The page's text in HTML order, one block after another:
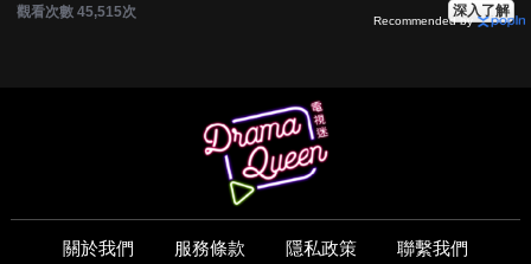
觀看次數 45,515次 深入了解
Recommended by
關於我們 服務條款 隱私政策 聯繫我們